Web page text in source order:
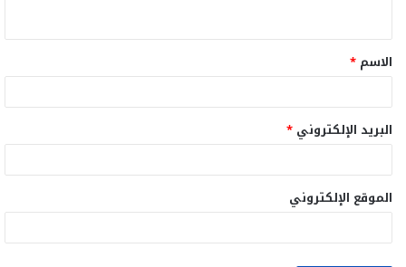
ق
*
الاسم *
البريد الإلكتروني *
الموقع الإلكتروني